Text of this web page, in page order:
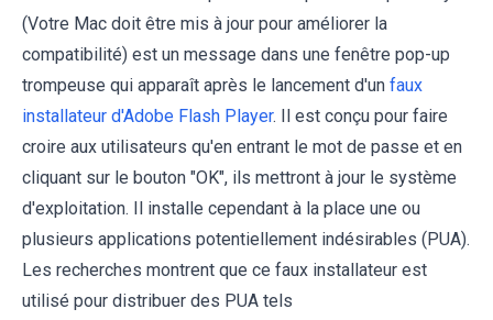
(Votre Mac doit être mis à jour pour améliorer la
compatibilité) est un message dans une fenêtre pop-up
trompeuse qui apparaît après le lancement d'un faux
installateur d'Adobe Flash Player. Il est conçu pour faire
croire aux utilisateurs qu'en entrant le mot de passe et en
cliquant sur le bouton "OK", ils mettront à jour le système
d'exploitation. Il installe cependant à la place une ou
plusieurs applications potentiellement indésirables (PUA).
Les recherches montrent que ce faux installateur est
utilisé pour distribuer des PUA tels